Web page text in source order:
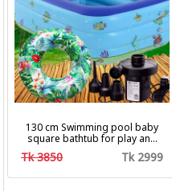
130 cm Swimming pool baby
square bathtub for play and
bath with pumper & Ring
Tk 3850 Tk 2999